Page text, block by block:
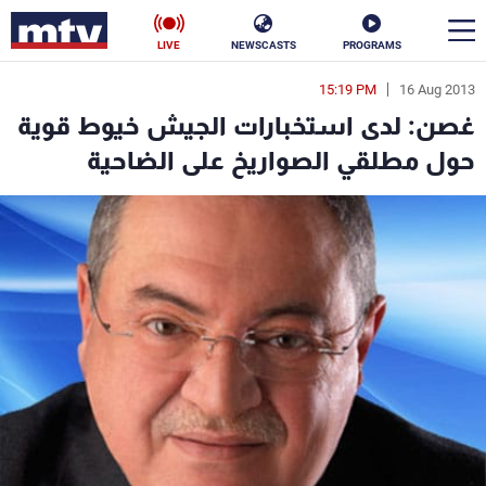
PROGRAMS
NEWSCASTS
LIVE
16 Aug 2013
15:19 PM
غصن: لدى استخبارات الجيش خيوط قوية
حول مطلقي الصواريخ على الضاحية
en
الأخبار
سياسة ناس
إقتصاد
منوعات رياضة
كأس العالم
البرامج